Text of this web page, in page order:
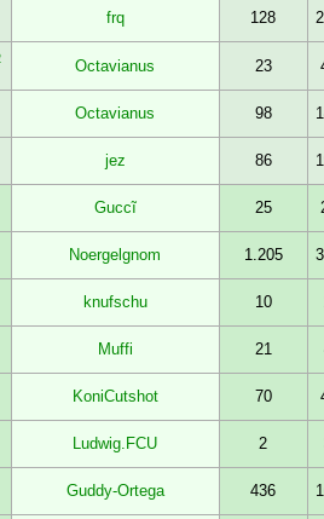
frq 128
Octavianus 23
Octavianus 98
jez 86
Guccĩ 25
Noergelgnom 1.205
knufschu 10
Muffi 21
KoniCutshot 70
Ludwig.FCU 2
Guddy-Ortega 436